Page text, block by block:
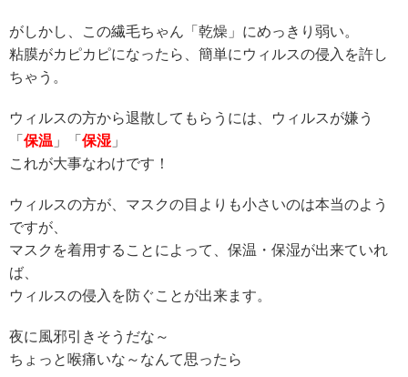
がしかし、この繊毛ちゃん「乾燥」にめっきり弱い。
粘膜がカピカピになったら、簡単にウィルスの侵入を許し
ちゃう。
ウィルスの方から退散してもらうには、ウィルスが嫌う
「 保温 」「 保湿 」
これが大事なわけです！
ウィルスの方が、マスクの目よりも小さいのは本当のよう
ですが、
マスクを着用することによって、保温・保湿が出来ていれ
ば、
ウィルスの侵入を防ぐことが出来ます。
夜に風邪引きそうだな～
ちょっと喉痛いな～なんて思ったら